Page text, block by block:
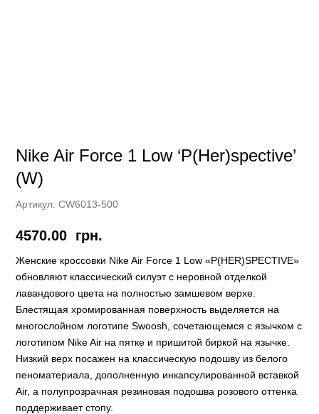
Nike Air Force 1 Low ‘P(Her)spective’
(W)
Артикул:CW6013-500
4570.00 грн.
Женские кроссовки Nike Air Force 1 Low «P(HER)SPECTIVE»
обновляют классический силуэт с неровной отделкой
лавандового цвета на полностью замшевом верхе.
Блестящая хромированная поверхность выделяется на
многослойном логотипе Swoosh, сочетающемся с язычком с
логотипом Nike Air на пятке и пришитой биркой на язычке.
Низкий верх посажен на классическую подошву из белого
пеноматериала, дополненную инкапсулированной вставкой
Air, а полупрозрачная резиновая подошва розового оттенка
поддерживает стопу.